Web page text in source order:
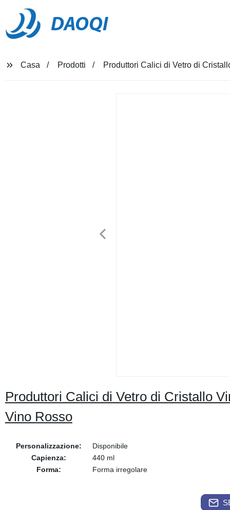
DAOQI
Casa Prodotti Produttori Calici di Vetro di
Produttori Calici di Vetro di Cristallo
Vino Rosso
Personalizzazione:
Disponibile
Capienza:
440 ml
Forma:
Forma irregolare